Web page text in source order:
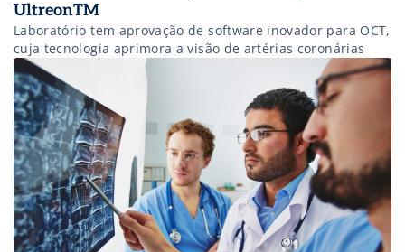
UltreonTM
Laboratório tem aprovação de software inovador para OCT,
cuja tecnologia aprimora a visão de artérias coronárias